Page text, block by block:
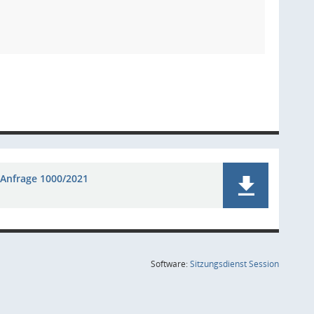
Anfrage 1000/2021
Software:SitzungsdienstSession(Wird in